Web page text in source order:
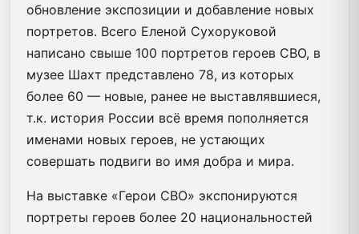
обновление экспозиции и добавление новых
портретов. Всего Еленой Сухоруковой
написано свыше 100 портретов героев СВО, в
музее Шахт представлено 78, из которых
более 60 — новые, ранее не выставлявшиеся,
т.к. история России всё время пополняется
именами новых героев, не устающих
совершать подвиги во имя добра и мира.
На выставке «Герои СВО» экспонируются
портреты героев более 20 национальностей